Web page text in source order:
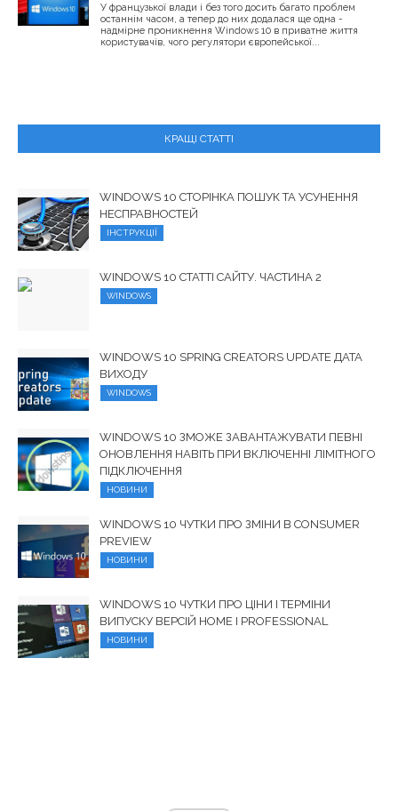
У французької влади і без того досить багато проблем
останнім часом, а тепер до них додалася ще одна -
надмірне проникнення Windows 10 в приватне життя
користувачів, чого регулятори європейської...
КРАЩІ СТАТТІ
WINDOWS 10 СТОРІНКА ПОШУК ТА УСУНЕННЯ
НЕСПРАВНОСТЕЙ
ІНСТРУКЦІЇ
WINDOWS 10 СТАТТІ САЙТУ. ЧАСТИНА 2
WINDOWS
WINDOWS 10 SPRING CREATORS UPDATE ДАТА
ВИХОДУ
WINDOWS
WINDOWS 10 ЗМОЖЕ ЗАВАНТАЖУВАТИ ПЕВНІ
ОНОВЛЕННЯ НАВІТЬ ПРИ ВКЛЮЧЕННІ ЛІМІТНОГО
ПІДКЛЮЧЕННЯ
НОВИНИ
WINDOWS 10 ЧУТКИ ПРО ЗМІНИ В CONSUMER
PREVIEW
НОВИНИ
WINDOWS 10 ЧУТКИ ПРО ЦІНИ І ТЕРМІНИ
ВИПУСКУ ВЕРСІЙ HOME І PROFESSIONAL
НОВИНИ